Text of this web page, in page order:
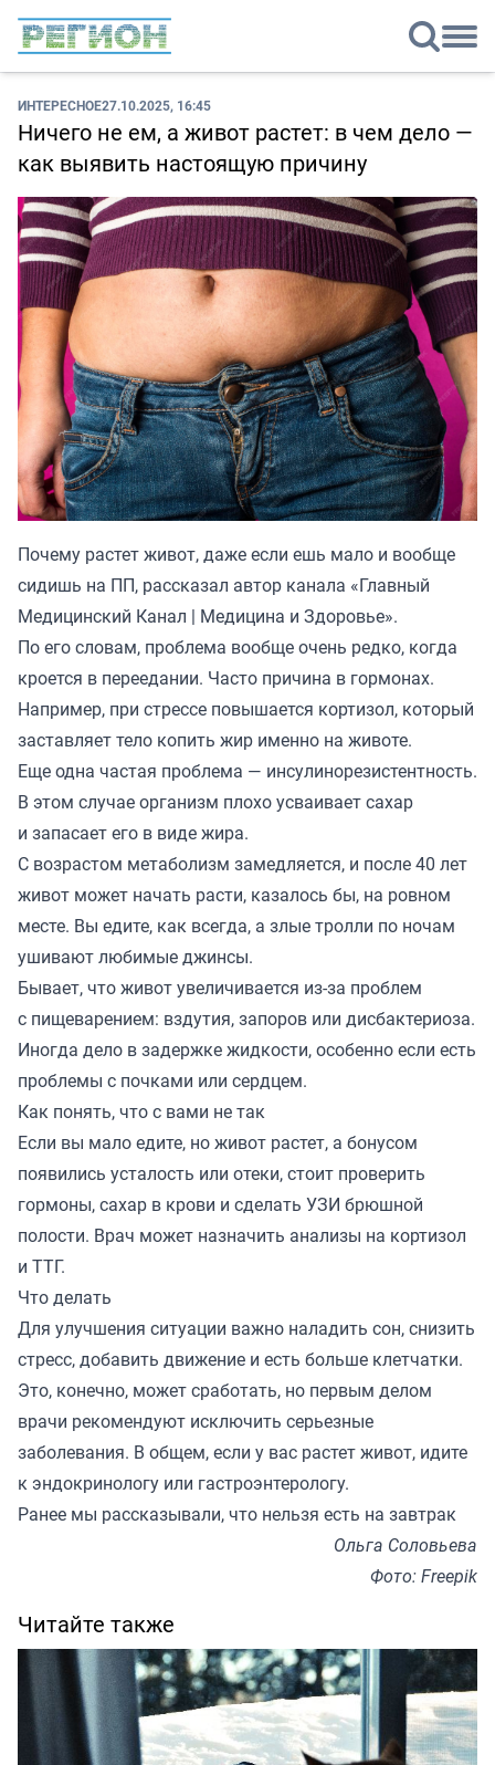
ИНТЕРЕСНОЕ27.10.2025, 16:45
Ничего не ем, а живот растет: в чем дело —
как выявить настоящую причину
Почему растет живот, даже если ешь мало и вообще
сидишь на ПП, рассказал автор канала «Главный
Медицинский Канал | Медицина и Здоровье».
По его словам, проблема вообще очень редко, когда
кроется в переедании. Часто причина в гормонах.
Например, при стрессе повышается кортизол, который
заставляет тело копить жир именно на животе.
Еще одна частая проблема — инсулинорезистентность.
В этом случае организм плохо усваивает сахар
и запасает его в виде жира.
С возрастом метаболизм замедляется, и после 40 лет
живот может начать расти, казалось бы, на ровном
месте. Вы едите, как всегда, а злые тролли по ночам
ушивают любимые джинсы.
Бывает, что живот увеличивается из-за проблем
с пищеварением: вздутия, запоров или дисбактериоза.
Иногда дело в задержке жидкости, особенно если есть
проблемы с почками или сердцем.
Как понять, что с вами не так
Если вы мало едите, но живот растет, а бонусом
появились усталость или отеки, стоит проверить
гормоны, сахар в крови и сделать УЗИ брюшной
полости. Врач может назначить анализы на кортизол
и ТТГ.
Что делать
Для улучшения ситуации важно наладить сон, снизить
стресс, добавить движение и есть больше клетчатки.
Это, конечно, может сработать, но первым делом
врачи рекомендуют исключить серьезные
заболевания. В общем, если у вас растет живот, идите
к эндокринологу или гастроэнтерологу.
Ранее мы рассказывали, что нельзя есть на завтрак
Ольга Соловьева
Фото: Freepik
Читайте также